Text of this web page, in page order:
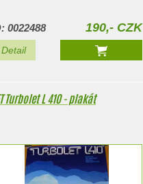
0022488 190,- CZK
Detail
Turbolet L 410 - plakát